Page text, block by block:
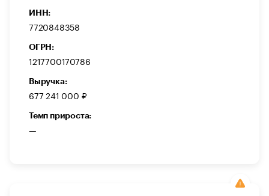
ИНН:
7720848358
ОГРН:
1217700170786
Выручка:
677 241 000 ₽
Темп прироста:
—